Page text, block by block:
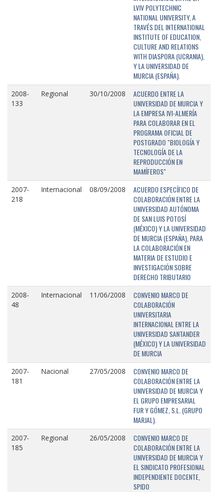
LVIV POLYTECHNIC
NATIONAL UNIVERSITY, A
TRAVÉS DEL INTERNATIONAL
INSTITUTE OF EDUCATION,
CULTURE AND RELATIONS
WITH DIASPORA (UCRANIA),
Y LA UNIVERSIDAD DE
MURCIA (ESPAÑA).
2008-
133
Regional 30/10/2008
ACUERDO ENTRE LA
UNIVERSIDAD DE MURCIA Y
LA EMPRESA IVI-ALMERÍA
PARA COLABORAR EN EL
PROGRAMA OFICIAL DE
POSTGRADO "BIOLOGÍA Y
TECNOLOGÍA DE LA
REPRODUCCIÓN EN
MAMÍFEROS"
2007-
218
Internacional 08/09/2008
ACUERDO ESPECÍFICO DE
COLABORACIÓN ENTRE LA
UNIVERSIDAD AUTÓNOMA
DE SAN LUIS POTOSÍ
(MÉXICO) Y LA UNIVERSIDAD
DE MURCIA (ESPAÑA), PARA
LA COLABORACIÓN EN
MATERIA DE ESTUDIO E
INVESTIGACIÓN SOBRE
DERECHO TRIBUTARIO
2008-
48
Internacional 11/06/2008
CONVENIO MARCO DE
COLABORACIÓN
UNIVERSITARIA
INTERNACIONAL ENTRE LA
UNIVERSIDAD SANTANDER
(MÉXICO) Y LA UNIVERSIDAD
DE MURCIA
2007-
181
Nacional 27/05/2008
CONVENIO MARCO DE
COLABORACIÓN ENTRE LA
UNIVERSIDAD DE MURCIA Y
EL GRUPO EMPRESARIAL
FUR Y GÓMEZ, S.L. (GRUPO
MARJAL).
2007-
185
Regional 26/05/2008
CONVENIO MARCO DE
COLABORACIÓN ENTRE LA
UNIVERSIDAD DE MURCIA Y
EL SINDICATO PROFESIONAL
INDEPENDIENTE DOCENTE,
SPIDO